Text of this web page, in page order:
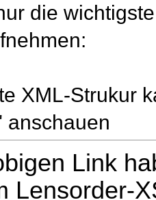
die
XML-Strukur
anschauen
Link
Lensorder-